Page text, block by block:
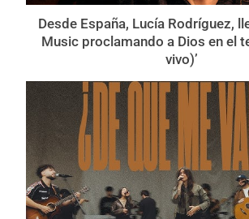
Desde España, Lucía Rodríguez,
Music proclamando a Dios en el
vivo)’